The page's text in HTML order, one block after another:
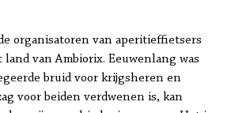
organisatoren van aperitieffietsers
van Ambiorix. Eeuwenlang was
bruid voor krijgsheren en
voor beiden verdwenen is, kan